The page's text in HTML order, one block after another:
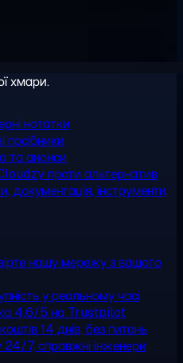
хмари.
нотатки
посібники
та анонси
проти альтернатив
документація, інструменти,
нашу мережу з вашого
у реальному часі
4,6/5 на Trustpilot
14 днів, без питань
24/7, справжні інженери